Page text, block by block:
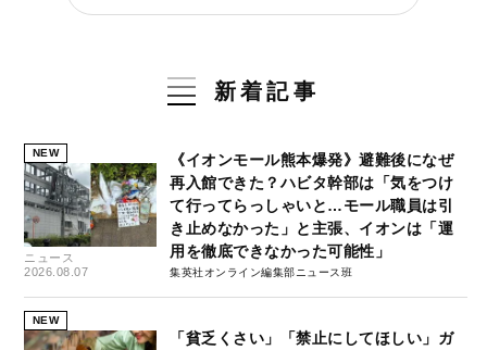
新着記事
NEW
ニュース
2026.08.07
《イオンモール熊本爆発》避難後になぜ
再入館できた？ハビタ幹部は「気をつけ
て行ってらっしゃいと…モール職員は引
き止めなかった」と主張、イオンは「運
用を徹底できなかった可能性」
集英社オンライン編集部ニュース班
NEW
「貧乏くさい」「禁止にしてほしい」ガ